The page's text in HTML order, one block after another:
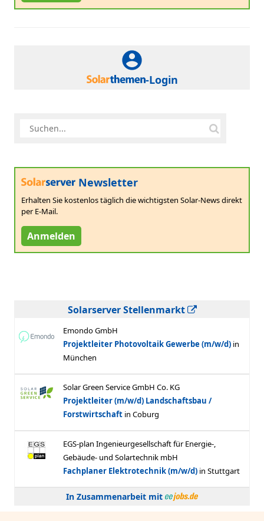
-Login
Newsletter
Erhalten Sie kostenlos täglich die wichtigsten Solar-News direkt
per E-Mail.
Anmelden
Solarserver Stellenmarkt
In Zusammenarbeit mit